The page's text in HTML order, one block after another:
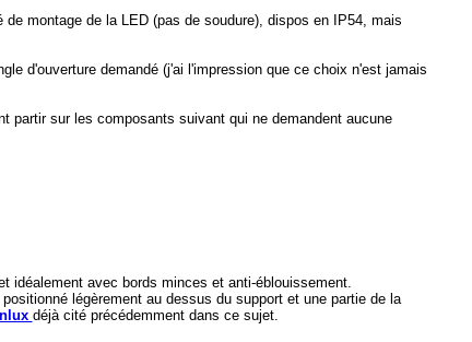
montage de la LED (pas de soudure), dispos en IP54, mais
d'ouverture demandé (j'ai l'impression que ce choix n'est jamais
partir sur les composants suivant qui ne demandent aucune
idéalement avec bords minces et anti-éblouissement.
légèrement au dessus du support et une partie de la
déjà cité précédemment dans ce sujet.